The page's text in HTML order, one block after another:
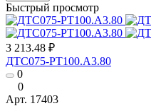
Быстрый просмотр
3 213.48 ₽
ДТС075-РТ100.А3.80
0
0
Арт. 17403